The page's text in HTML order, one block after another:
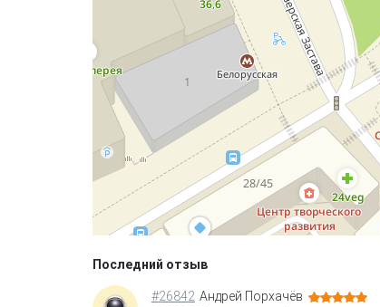
Последний отзыв
#26842 Андрей Порхачёв